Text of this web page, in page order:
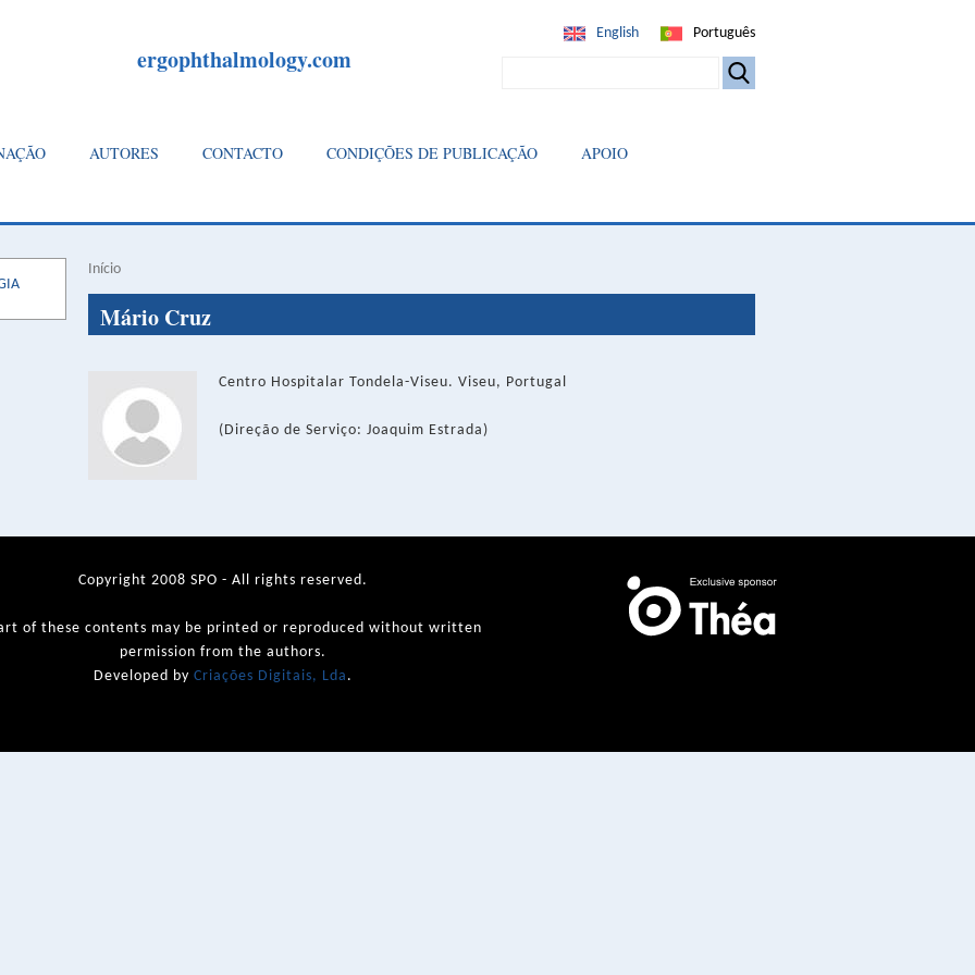
ergophthalmology.com
AUTORES CONTACTO CONDIÇÕES DE PUBLICAÇÃO APOIO
English Português
Navegação
estrutural
Início
Back
Mário Cruz
Centro Hospitalar Tondela-Viseu. Viseu, Portugal
(Direção de Serviço: Joaquim Estrada)
Copyright 2008 SPO - All rights reserved.
of these contents may be printed or reproduced without written
permission from the authors.
Developed by Criações Digitais, Lda .